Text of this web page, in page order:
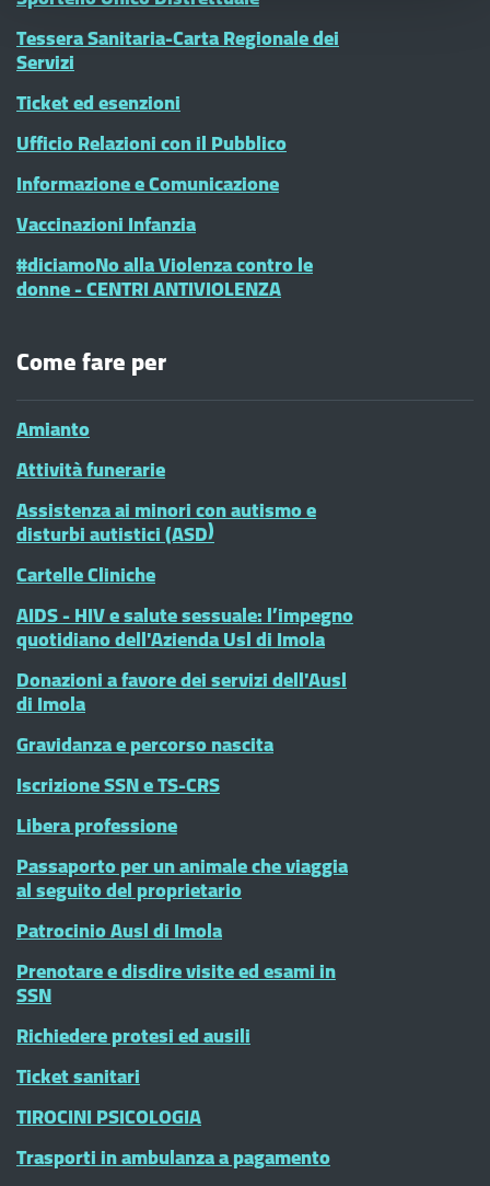
Tessera Sanitaria-Carta Regionale dei
Servizi
Ticket ed esenzioni
Ufficio Relazioni con il Pubblico
Informazione e Comunicazione
Vaccinazioni Infanzia
#diciamoNo alla Violenza contro le
donne - CENTRI ANTIVIOLENZA
Come fare per
Amianto
Attività funerarie
Assistenza ai minori con autismo e
disturbi autistici (ASD)
Cartelle Cliniche
AIDS - HIV e salute sessuale: l’impegno
quotidiano dell'Azienda Usl di Imola
Donazioni a favore dei servizi dell'Ausl
di Imola
Gravidanza e percorso nascita
Iscrizione SSN e TS-CRS
Libera professione
Passaporto per un animale che viaggia
al seguito del proprietario
Patrocinio Ausl di Imola
Prenotare e disdire visite ed esami in
SSN
Richiedere protesi ed ausili
Ticket sanitari
TIROCINI PSICOLOGIA
Trasporti in ambulanza a pagamento